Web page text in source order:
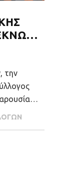
την
αίθουσα
με